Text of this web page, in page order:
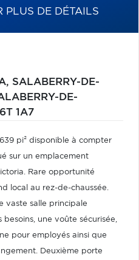
PLUS DE DÉTAILS
SALABERRY-DE-
DE-
1A7
pi² disponible à compter
sur un emplacement
Rare opportunité
local au rez-de-chaussée.
vaste salle principale
une voûte sécurisée,
pour employés ainsi que
Deuxième porte